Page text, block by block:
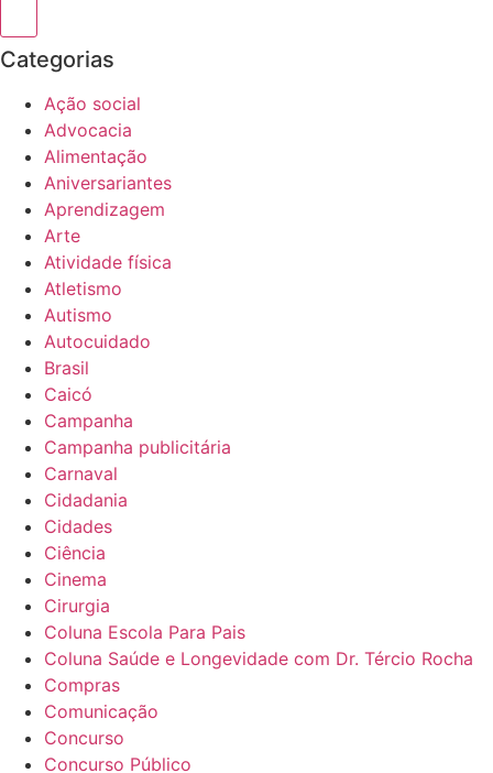
Categorias
Ação social
Advocacia
Alimentação
Aniversariantes
Aprendizagem
Arte
Atividade física
Atletismo
Autismo
Autocuidado
Brasil
Caicó
Campanha
Campanha publicitária
Carnaval
Cidadania
Cidades
Ciência
Cinema
Cirurgia
Coluna Escola Para Pais
Coluna Saúde e Longevidade com Dr. Tércio Rocha
Compras
Comunicação
Concurso
Concurso Público